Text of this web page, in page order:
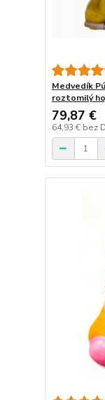
Medvedík
roztomilý
79,87 €
64,93 € bez